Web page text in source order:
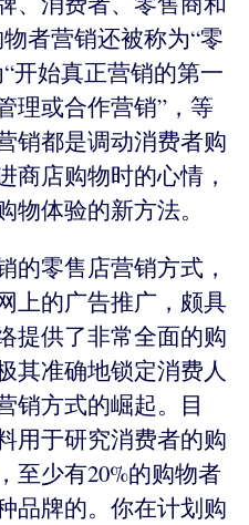
者营销还被称为“零
开始真正营销的第一
理或合作营销”，等
销都是调动消费者购
商店购物时的心情，
物体验的新方法。
的零售店营销方式，
上的广告推广，颇具
提供了非常全面的购
其准确地锁定消费人
销方式的崛起。目
用于研究消费者的购
至少有20%的购物者
品牌的。你在计划购